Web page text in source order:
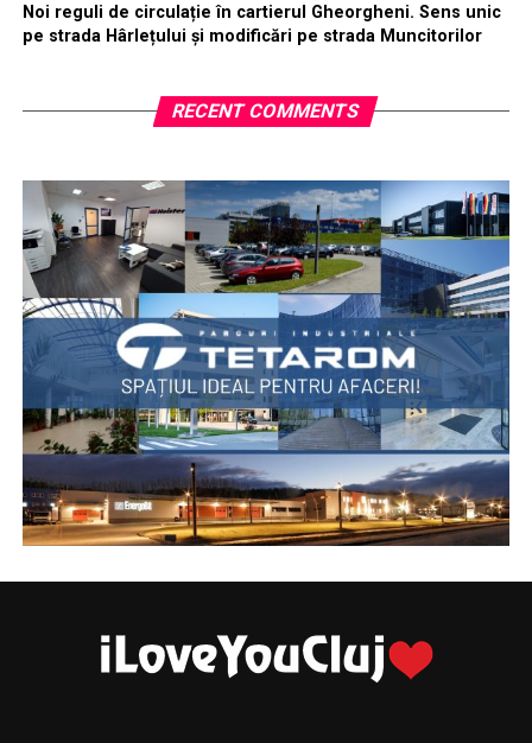
Noi reguli de circulație în cartierul Gheorgheni. Sens unic
pe strada Hârlețului și modificări pe strada Muncitorilor
RECENT COMMENTS